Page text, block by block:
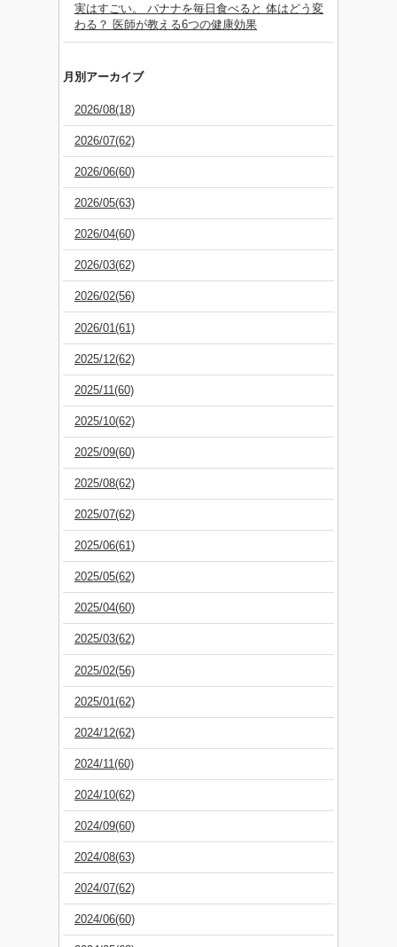
実はすごい。 バナナを毎日食べると 体はどう変
わる？ 医師が教える6つの健康効果
月別アーカイブ
2026/08(18)
2026/07(62)
2026/06(60)
2026/05(63)
2026/04(60)
2026/03(62)
2026/02(56)
2026/01(61)
2025/12(62)
2025/11(60)
2025/10(62)
2025/09(60)
2025/08(62)
2025/07(62)
2025/06(61)
2025/05(62)
2025/04(60)
2025/03(62)
2025/02(56)
2025/01(62)
2024/12(62)
2024/11(60)
2024/10(62)
2024/09(60)
2024/08(63)
2024/07(62)
2024/06(60)